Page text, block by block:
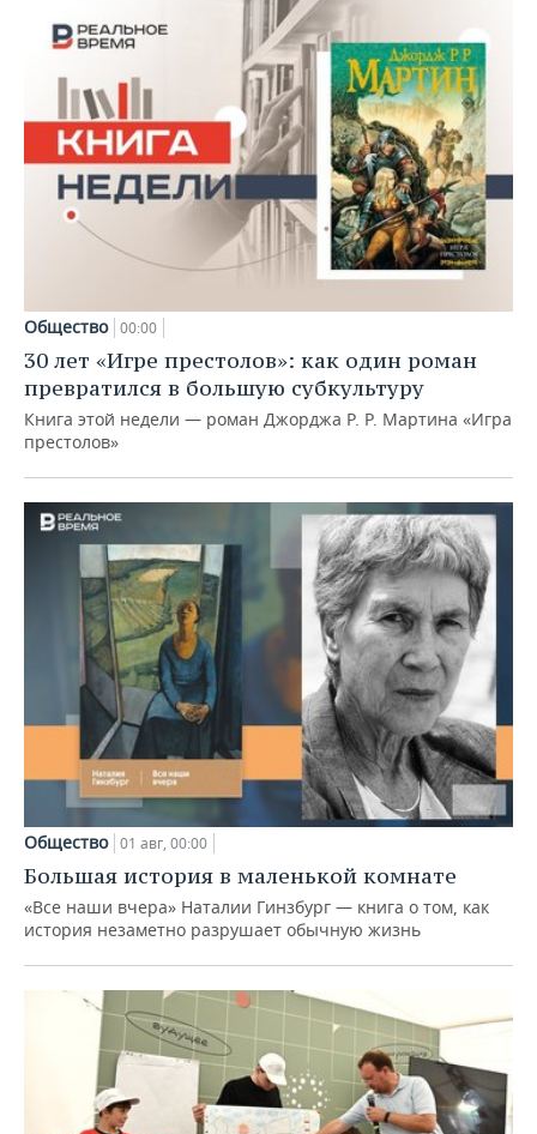
Общество 00:00
30 лет «Игре престолов»: как один роман
превратился в большую субкультуру
Книга этой недели — роман Джорджа Р. Р. Мартина «Игра
престолов»
Общество 01 авг, 00:00
Большая история в маленькой комнате
«Все наши вчера» Наталии Гинзбург — книга о том, как
история незаметно разрушает обычную жизнь